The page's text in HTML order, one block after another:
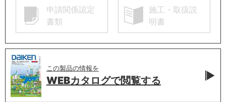
申請関係認定
書類
施工・取扱説
明書
この製品の情報を
WEBカタログで閲覧する